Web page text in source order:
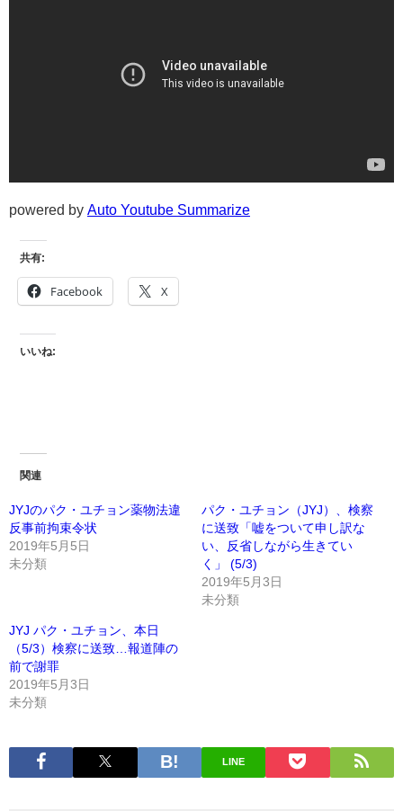
powered by Auto Youtube Summarize
共有:
Facebook X
いいね:
関連
JYJのパク・ユチョン薬物法違
反事前拘束令状
2019年5月5日
未分類
パク・ユチョン（JYJ）、検察
に送致「嘘をついて申し訳な
い、反省しながら生きてい
く」 (5/3)
2019年5月3日
未分類
JYJ パク・ユチョン、本日
（5/3）検察に送致…報道陣の
前で謝罪
2019年5月3日
未分類
LINE